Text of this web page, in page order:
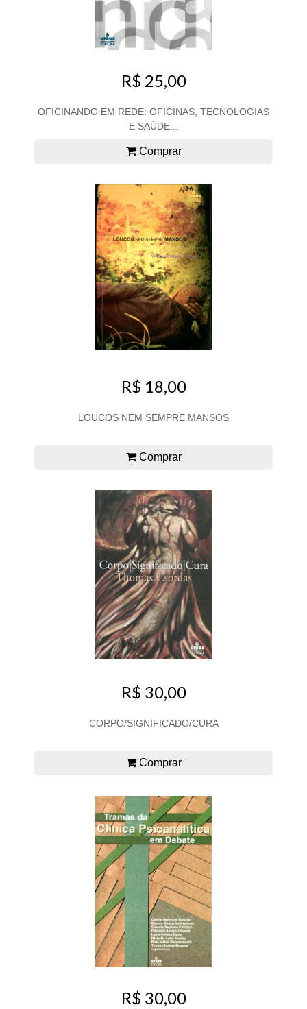
R$ 25,00
OFICINANDO EM REDE: OFICINAS, TECNOLOGIAS
E SAÚDE...
Comprar
R$ 18,00
LOUCOS NEM SEMPRE MANSOS
Comprar
R$ 30,00
CORPO/SIGNIFICADO/CURA
Comprar
R$ 30,00